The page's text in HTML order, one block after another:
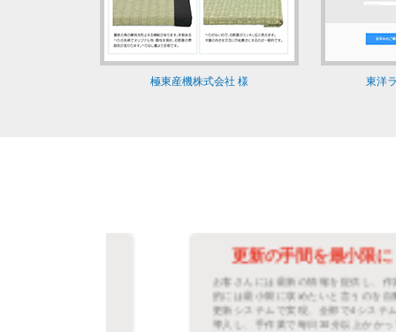
極東産機株式会社 様 東洋
更新の手間を最小限に
お客さんには最新の情報を提供し、作業
的には最小限に収めたいと言うのを自動
更新システムで実現。全部で4システムを
導入し、手作業で毎日30分以上かかって